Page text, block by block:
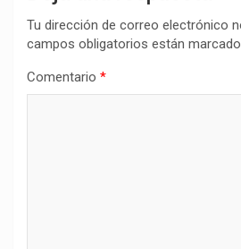
Tu dirección de correo electrónico
campos obligatorios están
Comentario *